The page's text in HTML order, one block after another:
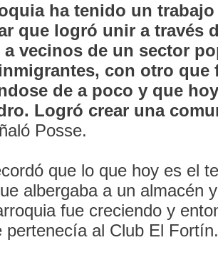
ha tenido un
que logró unir a través
vecinos de un sector
con otro que
de a poco y que
Logró crear una
Posse.
que lo que hoy es el
albergaba a un almacén
fue creciendo y
pertenecía al Club El Fortín.